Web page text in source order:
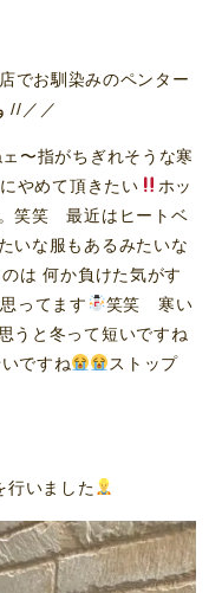
でお馴染みのペンター
です＼＼\\٩( ‘ω’ )و //／／
〜指がちぎれそうな寒
やめて頂きたい
ホッ
笑笑 最近はヒートベ
いな服もあるみたいな
は 何か負けた気がす
ってます
笑笑 寒い
うと冬って短いですね
ですね
ストップ
行いました